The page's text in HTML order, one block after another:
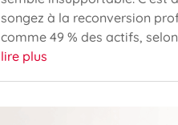
songez à la reconversion
comme 49 % des actifs,
lire plus